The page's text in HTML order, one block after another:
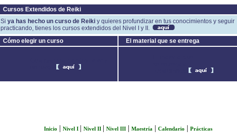
Cursos Extendidos de Reiki
Si ya has hecho un curso de Reiki y quieres profundizar en tus conocimientos y seguir
practicando, tienes los cursos extendidos del Nivel I y II.
Cómo elegir un curso
El material que se entrega
Inicio | Nivel I | Nivel II | Nivel III| Maestría | Calendario | Prácticas